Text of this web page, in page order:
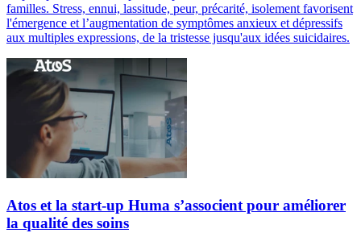
familles. Stress, ennui, lassitude, peur, précarité, isolement favorisent
l'émergence et l’augmentation de symptômes anxieux et dépressifs
aux multiples expressions, de la tristesse jusqu'aux idées suicidaires.
Atos et la start-up Huma s’associent pour améliorer
la qualité des soins